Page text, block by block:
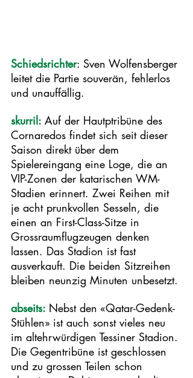
Schiedsrichter: Sven Wolfensberger
leitet die Partie souverän, fehlerlos
und unauffällig.
skurril: Auf der Hautptribüne des
Cornaredos findet sich seit dieser
Saison direkt über dem
Spielereingang eine Loge, die an
VIP-Zonen der katarischen WM-
Stadien erinnert. Zwei Reihen mit
je acht prunkvollen Sesseln, die
einen an First-Class-Sitze in
Grossraumflugzeugen denken
lassen. Das Stadion ist fast
ausverkauft. Die beiden Sitzreihen
bleiben neunzig Minuten unbesetzt.
abseits: Nebst den «Qatar-Gedenk-
Stühlen» ist auch sonst vieles neu
im altehrwürdigen Tessiner Stadion.
Die Gegentribüne ist geschlossen
und zu grossen Teilen schon